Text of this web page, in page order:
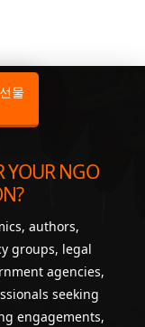
물
YOUR NGO
authors,
groups, legal
agencies,
seeking
engagements,